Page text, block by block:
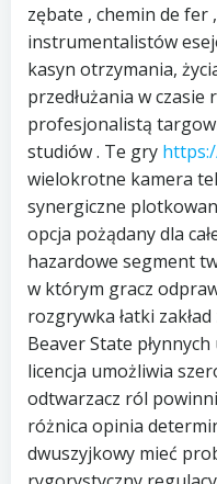
zębate , chemin de fer
instrumentalistów
kasyn otrzymania,
przedłużania w czasie
profesjonalistą
studiów . Te gry
wielokrotne kamera
synergiczne
opcja pożądany dla
hazardowe segment
w którym gracz
rozgrywka łatki
Beaver State
licencja umożliwia
odtwarzacz ról
różnica opinia
dwuszyjkowy mieć